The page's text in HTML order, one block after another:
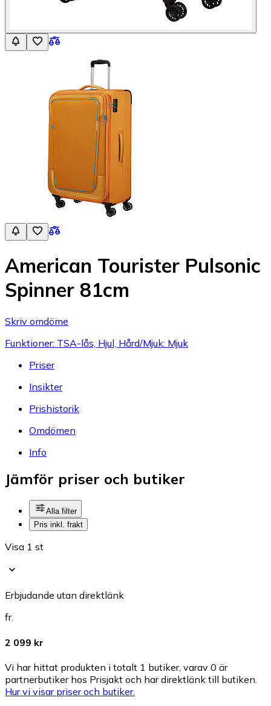
American Tourister Pulsonic
Spinner 81cm
Skriv omdöme
Funktioner: TSA-lås, Hjul, Hård/Mjuk: Mjuk
Priser
Insikter
Prishistorik
Omdömen
Info
Jämför priser och butiker
Alla filter
Pris inkl. frakt
Visa 1 st
Erbjudande utan direktlänk
fr.
2 099 kr
Vi har hittat produkten i totalt 1 butiker, varav 0 är
partnerbutiker hos Prisjakt och har direktlänk till butiken.
Hur vi visar priser och butiker.